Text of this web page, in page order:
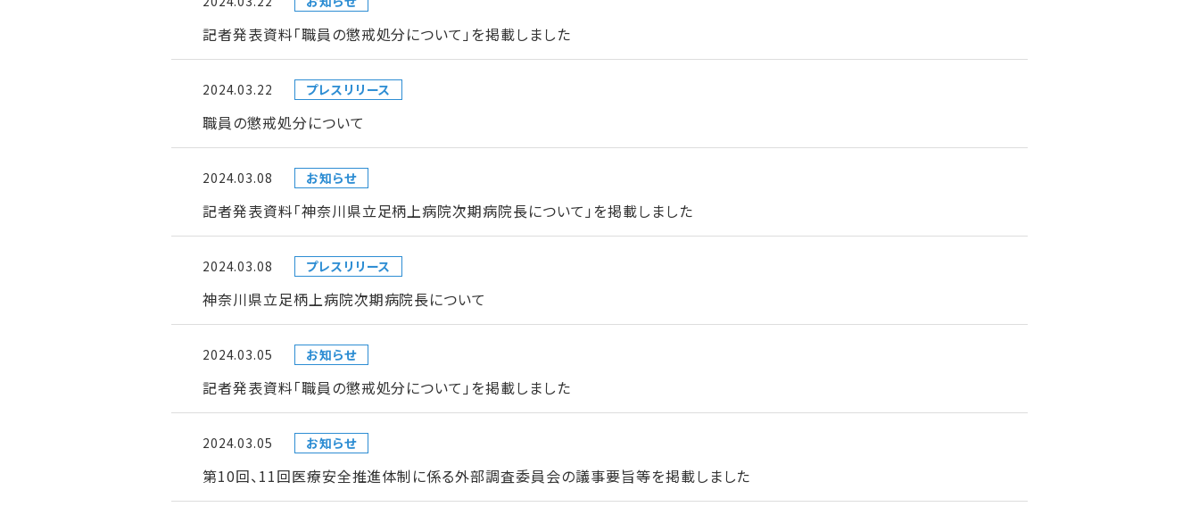
記者発表資料「職員の懲戒処分について」を掲載しました
2024.03.22 プレスリリース
職員の懲戒処分について
2024.03.08 お知らせ
記者発表資料「神奈川県立足柄上病院次期病院長について」を掲載しました
2024.03.08 プレスリリース
神奈川県立足柄上病院次期病院長について
2024.03.05 お知らせ
記者発表資料「職員の懲戒処分について」を掲載しました
2024.03.05 お知らせ
第10回、11回医療安全推進体制に係る外部調査委員会の議事要旨等を掲載しました